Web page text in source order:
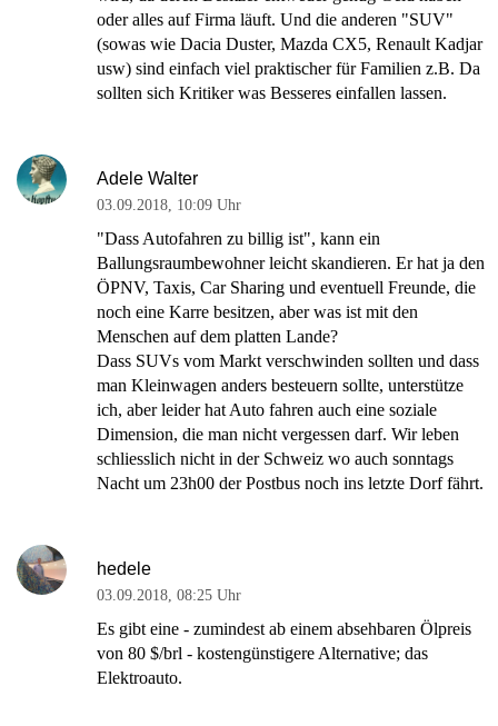
oder alles auf Firma läuft. Und die anderen "SUV"
(sowas wie Dacia Duster, Mazda CX5, Renault Kadjar
usw) sind einfach viel praktischer für Familien z.B. Da
sollten sich Kritiker was Besseres einfallen lassen.
Adele Walter
03.09.2018, 10:09 Uhr
"Dass Autofahren zu billig ist", kann ein
Ballungsraumbewohner leicht skandieren. Er hat ja den
ÖPNV, Taxis, Car Sharing und eventuell Freunde, die
noch eine Karre besitzen, aber was ist mit den
Menschen auf dem platten Lande?
Dass SUVs vom Markt verschwinden sollten und dass
man Kleinwagen anders besteuern sollte, unterstütze
ich, aber leider hat Auto fahren auch eine soziale
Dimension, die man nicht vergessen darf. Wir leben
schliesslich nicht in der Schweiz wo auch sonntags
Nacht um 23h00 der Postbus noch ins letzte Dorf fährt.
hedele
03.09.2018, 08:25 Uhr
Es gibt eine - zumindest ab einem absehbaren Ölpreis
von 80 $/brl - kostengünstigere Alternative; das
Elektroauto.